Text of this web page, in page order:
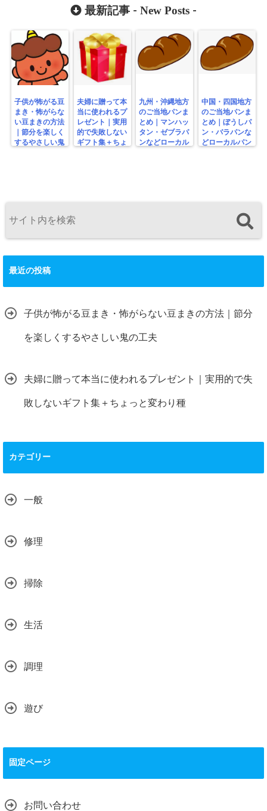
最新記事 - New Posts -
子供が怖がる豆
まき・怖がらな
い豆まきの方法
｜節分を楽しく
するやさしい鬼
夫婦に贈って本
当に使われるプ
レゼント｜実用
的で失敗しない
ギフト集＋ちょ
九州・沖縄地方
のご当地パンま
とめ｜マンハッ
タン・ゼブラパ
ンなどローカル
中国・四国地方
のご当地パンま
とめ｜ぼうしパ
ン・バラパンな
どローカルパン
最近の投稿
子供が怖がる豆まき・怖がらない豆まきの方法｜節分
を楽しくするやさしい鬼の工夫
夫婦に贈って本当に使われるプレゼント｜実用的で失
敗しないギフト集＋ちょっと変わり種
カテゴリー
一般
修理
掃除
生活
調理
遊び
固定ページ
お問い合わせ